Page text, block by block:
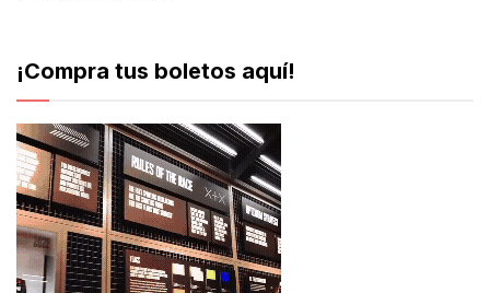
¡Compra tus boletos aquí!